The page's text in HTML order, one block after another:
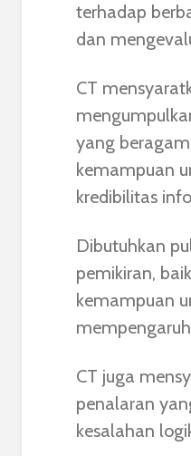
terhadap
dan
CT
yang
kemampuan
kredibilitas
Dibutuhkan
pemikiran,
kemampuan
CT juga
penalaran
kesalahan